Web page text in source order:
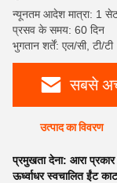
न्यूनतम आदेश मात्रा: 1
प्रसव के समय: 60 दिन
भुगतान शर्तें: एल/सी, टी/टी
सबसे
उत्पाद का विवरण
प्रमुखता देना: आरा
ऊर्ध्वाधर स्वचालित ईंट